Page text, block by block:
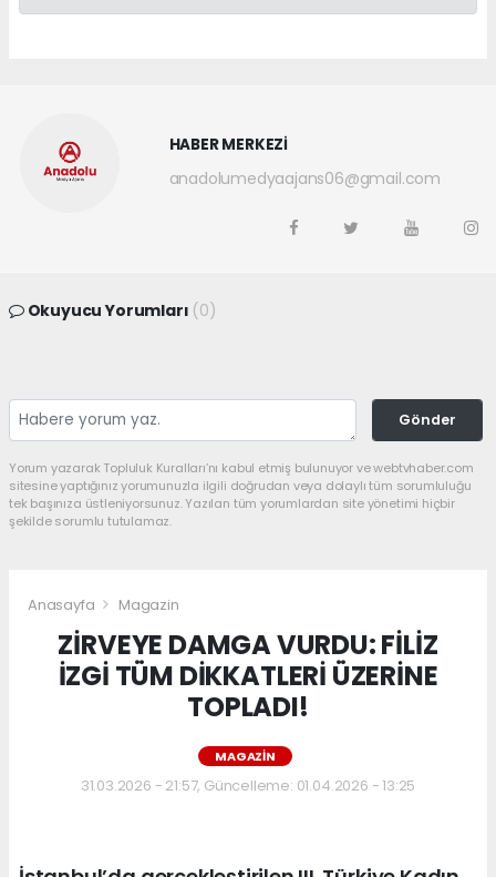
HABER MERKEZİ
anadolumedyaajans06@gmail.com
Okuyucu Yorumları (0)
Gönder
Yorum yazarak Topluluk Kuralları’nı kabul etmiş bulunuyor ve webtvhaber.com
sitesine yaptığınız yorumunuzla ilgili doğrudan veya dolaylı tüm sorumluluğu
tek başınıza üstleniyorsunuz. Yazılan tüm yorumlardan site yönetimi hiçbir
şekilde sorumlu tutulamaz.
Anasayfa Magazin
ZİRVEYE DAMGA VURDU: FİLİZ
İZGİ TÜM DİKKATLERİ ÜZERİNE
TOPLADI!
MAGAZIN
31.03.2026 - 21:57, Güncelleme: 01.04.2026 - 13:25